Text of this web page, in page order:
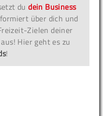
dudein Business
über dich und
Zielen deiner
Hier geht es zu
!